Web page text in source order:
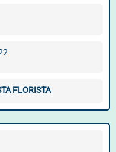
FLORISTA